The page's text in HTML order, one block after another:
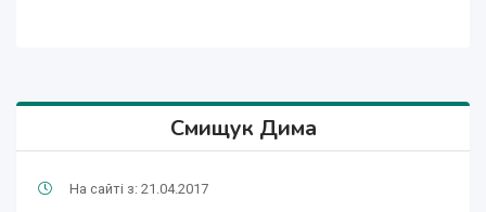
Смищук Дима
На сайті з: 21.04.2017